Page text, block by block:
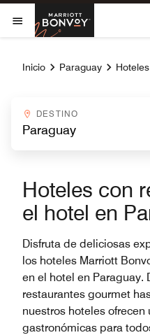
Skip to Content
Abrir el menú
Marriott
Inicio Paraguay
DESTINO
Hoteles con
el hotel en
Disfruta de deliciosas
los hoteles Marriott
en el hotel en Paraguay.
restaurantes gourmet
nuestros hoteles
gastronómicas para